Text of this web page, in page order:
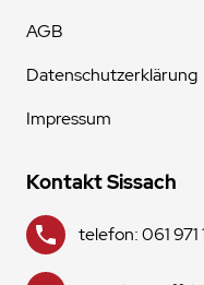
AGB
Datenschutzerklärung
Impressum
Kontakt Sissach
telefon: 061 971